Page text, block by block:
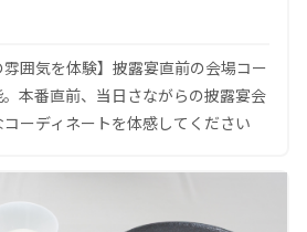
雰囲気を体験】披露宴直前の会場コー
本番直前、当日さながらの披露宴会
ーディネートを体感してください